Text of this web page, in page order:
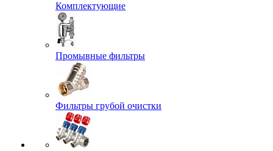
Комплектующие
Промывные фильтры
Фильтры грубой очистки